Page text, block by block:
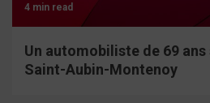
4 min read
Un automobiliste de 69
Saint-Aubin-Montenoy